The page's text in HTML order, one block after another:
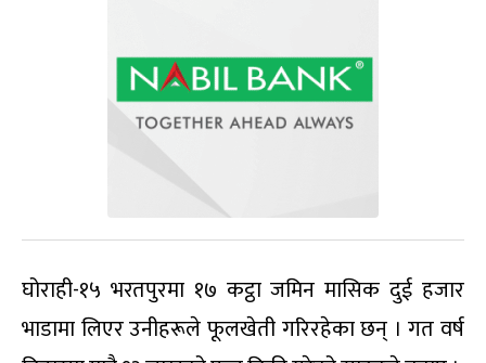
घोराही-१५ भरतपुरमा १७ कट्ठा जमिन मासिक दुई हजार
भाडामा लिएर उनीहरूले फूलखेती गरिरहेका छन् । गत वर्ष